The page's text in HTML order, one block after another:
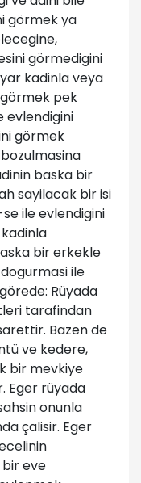
görmek ya
görmedigini
kadinla veya
pek
evlendigini
görmek
baska bir
sayilacak bir isi
ile evlendigini
bir erkekle
ile
Rüyada
tarafindan
Bazen de
ve kedere,
bir mevkiye
Eger rüyada
onunla
çalisir. Eger
eve